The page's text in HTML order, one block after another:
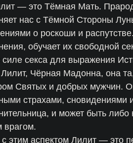
— это Тёмная Мать.
нас с Тёмной Стороны
о роскоши и
обучает их свободной
силе секса для выражения
Чёрная Мадонна, она та,
Святых и добрых мужчин.
страхами,
и может быть
врагом.
с этим аспектом Лилит — это